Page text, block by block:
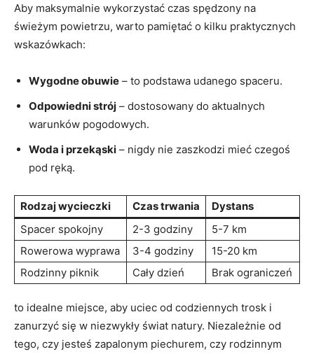
Aby maksymalnie wykorzystać czas spędzony na
świeżym powietrzu, warto pamiętać o kilku praktycznych
wskazówkach:
Wygodne obuwie – to podstawa udanego spaceru.
Odpowiedni strój – dostosowany do aktualnych
warunków pogodowych.
Woda i przekąski – nigdy nie zaszkodzi mieć czegoś
pod ręką.
Rodzaj wycieczki Czas trwania
Dystans
Spacer spokojny
2-3 godziny
5-7 km
Rowerowa wyprawa
3-4 godziny
15-20 km
Rodzinny piknik
Cały dzień Brak ograniczeń
to idealne miejsce, aby uciec od codziennych trosk i
zanurzyć się w niezwykły świat natury. Niezależnie od
tego, czy jesteś zapalonym piechurem, czy rodzinnym